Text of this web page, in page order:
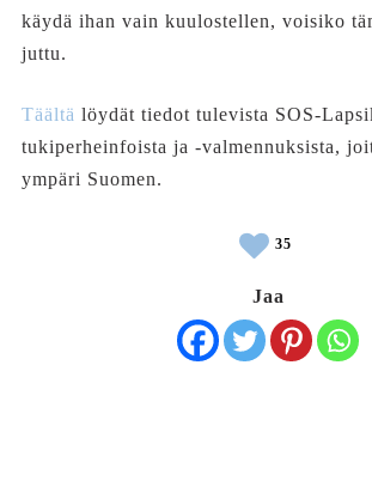
käydä ihan vain kuulostellen, voisiko
juttu.
Täältä löydät tiedot tulevista SOS-
tukiperheinfoista ja -valmennuksista,
ympäri Suomen.
35
Jaa